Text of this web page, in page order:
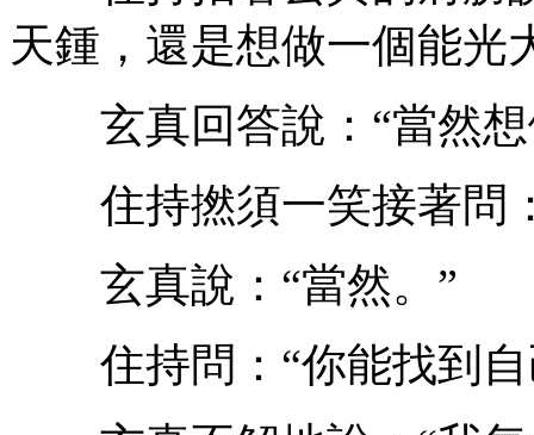
天鍾，還是想做一個能光
玄真回答說：“當然想
住持撚須一笑接著問：
玄真說：“當然。”
住持問：“你能找到自